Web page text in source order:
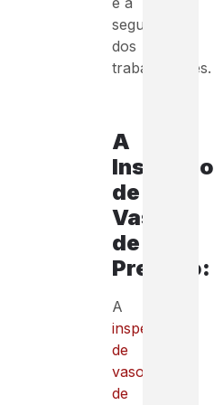
segurança
dos
trabalhadores.
A
Inspeção
de
Vasos
de
Pressão:
A
inspeção
de
vasos
de